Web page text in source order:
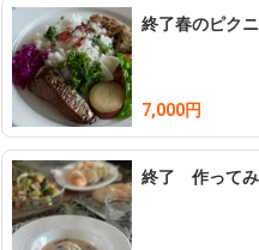
現金による当日支払い、銀行振込
初めての方にはクレジット決済
キャンセル料はレッスン開催日3
（3日前~2日前：お支払い金額の
𓌉◯𓇋　講師のプロフィール
Kyoko Takeuchi
終了春のピク
7,000円
終了 作ってみ